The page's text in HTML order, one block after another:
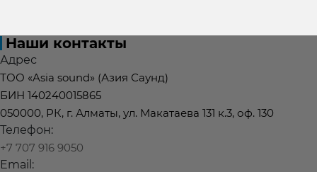
Наши контакты
Адрес
ТОО «Asia sound» (Азия Саунд)
БИН 140240015865
050000, РК, г. Алматы, ул. Макатаева 131 к.3, оф. 130
Телефон:
+7 707 916 9050
Email: